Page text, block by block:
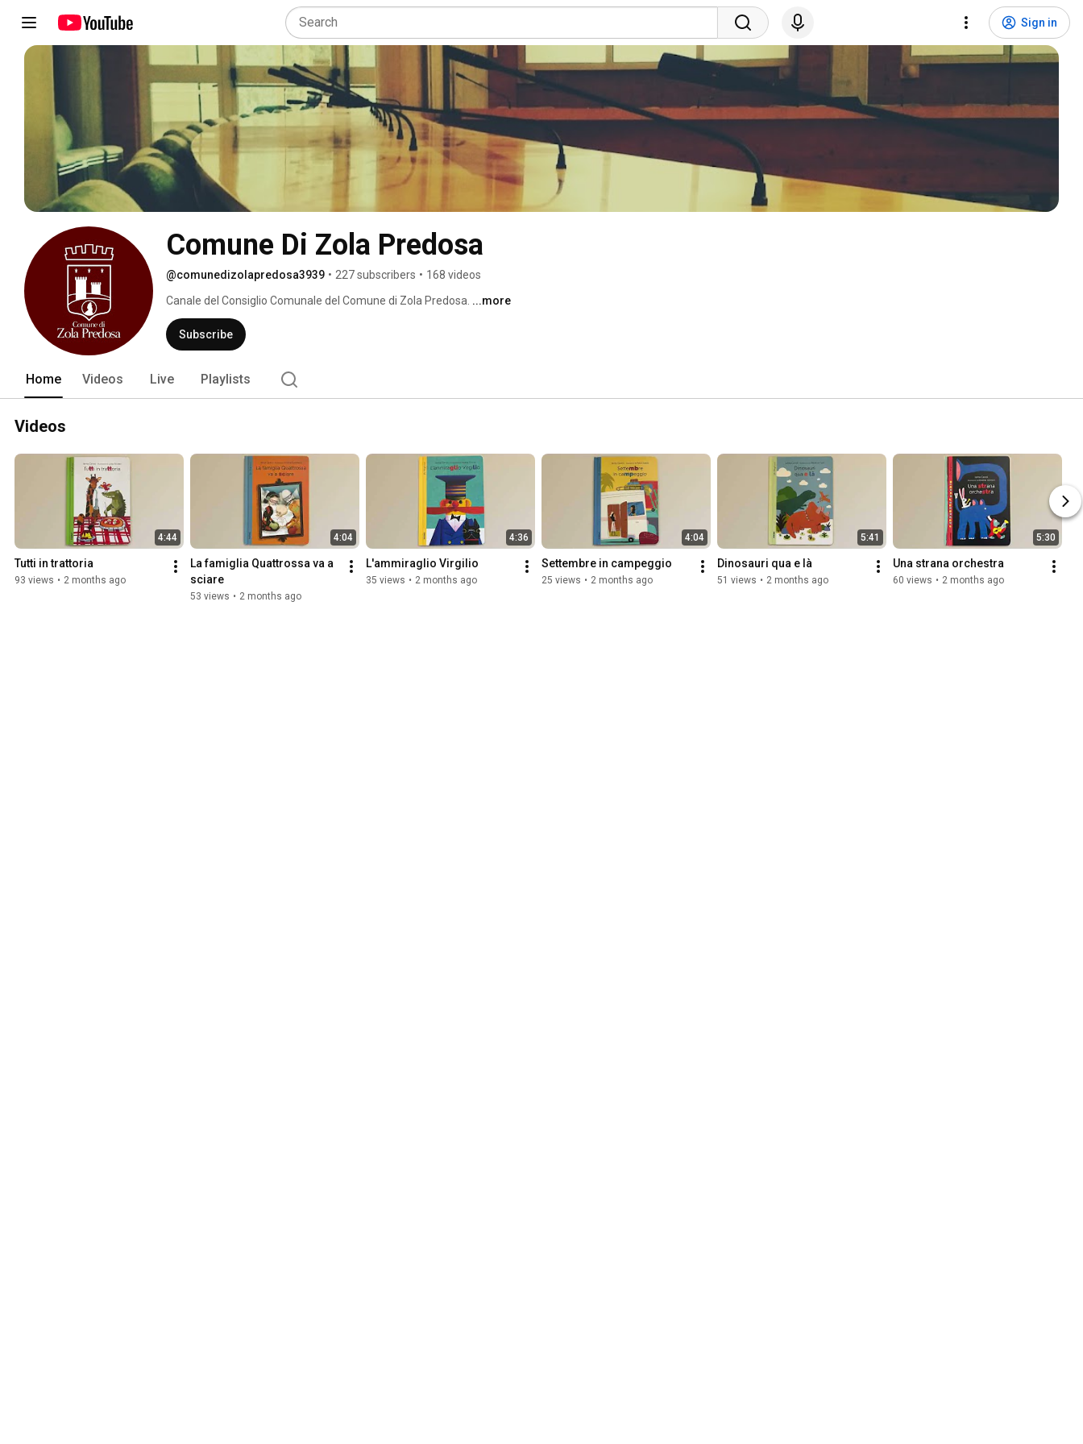
Sign in
Comune Di Zola Predosa
@comunedizolapredosa3939 • 227 subscribers • 168 videos
Canale del Consiglio Comunale del Comune di Zola Predosa. ...more
Subscribe
Home Videos Live Playlists
Videos
4:44
Tutti in trattoria
93 views • 2 months ago
4:04
La famiglia Quattrossa va a
sciare
53 views • 2 months ago
4:36
L'ammiraglio Virgilio
35 views • 2 months ago
4:04
Settembre in campeggio
25 views • 2 months ago
5:41
Dinosauri qua e là
51 views • 2 months ago
5:30
Una strana orchestra
60 views • 2 months ago